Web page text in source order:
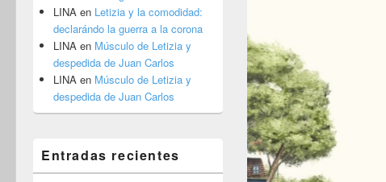
LINA en Letizia y la comodidad:
declarándo la guerra a la corona
LINA en Músculo de Letizia y
despedida de Juan Carlos
LINA en Músculo de Letizia y
despedida de Juan Carlos
Entradas recientes